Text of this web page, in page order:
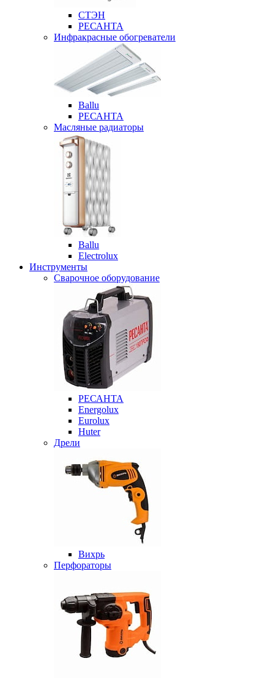
СТЭН
РЕСАНТА
Инфракрасные обогреватели
Ballu
РЕСАНТА
Масляные радиаторы
Ballu
Electrolux
Инструменты
Сварочное оборудование
РЕСАНТА
Energolux
Eurolux
Huter
Дрели
Вихрь
Перфораторы